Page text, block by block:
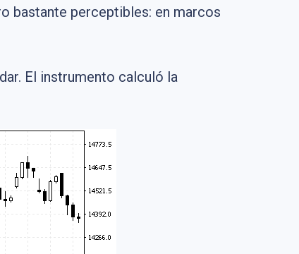
bastante perceptibles: en marcos
El instrumento calculó la